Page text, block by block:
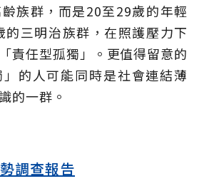
族群，而是20至29歲的年輕
三明治族群，在照護壓力下
責任型孤獨」。更值得留意的
的人可能同時是社會連結薄
的一群。
調查報告